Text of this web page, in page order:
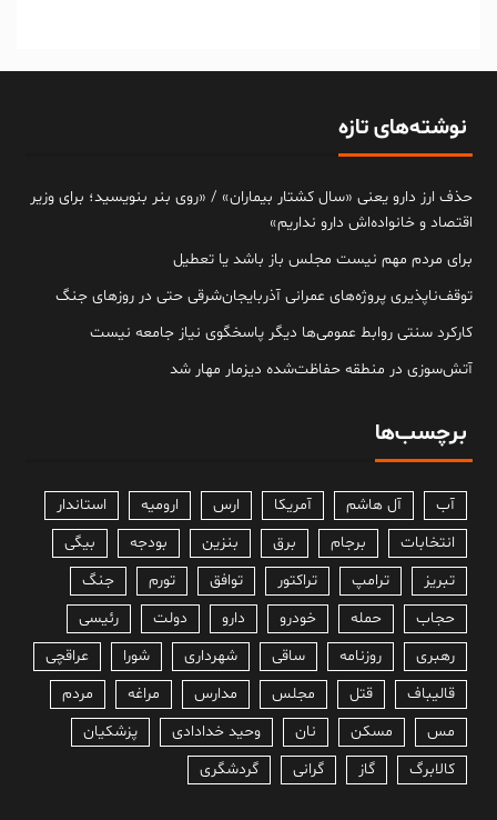
نوشته‌های تازه
حذف ارز دارو یعنی «سال کشتار بیماران» / «روی بنر بنویسید؛ برای وزیر
اقتصاد و خانواده‌اش دارو نداریم»
برای مردم مهم نیست مجلس باز باشد یا تعطیل
توقف‌ناپذیری پروژه‌های عمرانی آذربایجان‌شرقی حتی در روزهای جنگ
کارکرد سنتی روابط عمومی‌ها دیگر پاسخگوی نیاز جامعه نیست
آتش‌سوزی در منطقه حفاظت‌شده دیزمار مهار شد
برچسب‌ها
آب آل هاشم آمریکا ارس ارومیه
استاندار
انتخابات
برجام برق بنزین بودجه
بیگی
تبریز
ترامپ تراکتور توافق تورم
جنگ
حجاب
حمله خودرو دارو دولت
رئیسی
رهبری
روزنامه ساقی شهرداری شورا
عراقچی
قالیباف
قتل مجلس مدارس مراغه
مردم
مس
مسکن نان وحید خدادادی
پزشکیان
کالابرگ
گاز گرانی گردشگری